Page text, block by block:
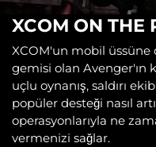
XCOM ON THE
XCOM'un mobil
gemisi olan Avenger'ın
uçlu oynanış, saldırı
popüler desteği nasıl
operasyonlarıyla ne
vermenizi sağlar.